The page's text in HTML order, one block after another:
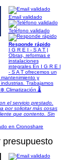
Email validado
Teléfono validado
Responde rápido
I G R E I - S A T |
Obras, reformas e
instalaciones
integrales En I G R E I
- S A T ofrecemos un
y
Trabajamos
Climatización 🌡️
el servicio prestado.
por solicitar más cosas
que contento. Sin
en Cronoshare
presupuesto